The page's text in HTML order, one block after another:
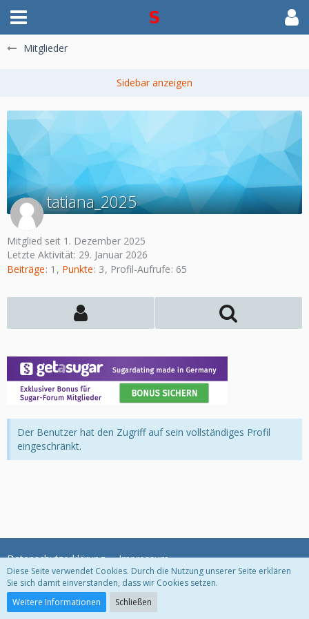
Mitglieder
tatiana_2025
Mitglied seit 1. Dezember 2025
Letzte Aktivität: 29. Januar 2026
Beiträge 1 Punkte 3 Profil-Aufrufe 65
Der Benutzer hat den Zugriff auf sein vollständiges Profil
eingeschränkt.
Datenschutzerklärung Impressum
Community-Software:
Diese Seite verwendet Cookies. Durch die Nutzung unserer Seite erklären
Sie sich damit einverstanden, dass wir Cookies setzen.
Weitere Informationen
Schließen